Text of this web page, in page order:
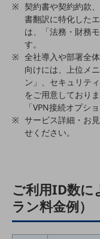
業務支援・マーケティング
災害対策・BCP
課題・ニーズで探す
課題・ニーズで探すTOP
コミュニケーション・情
マーケティング
業務効率化
地域共創・地方創生
セキュリティ対策
遠隔監視
契約書や契約約款
書翻訳に特化した
は、「法務・財務
す。
全社導入や部署全
向けには、上位メ
ン」、セキュリテ
をご用意しており
「VPN接続オプシ
サービス詳細・お
せください。
ご利用ID数に
ラン料金例）